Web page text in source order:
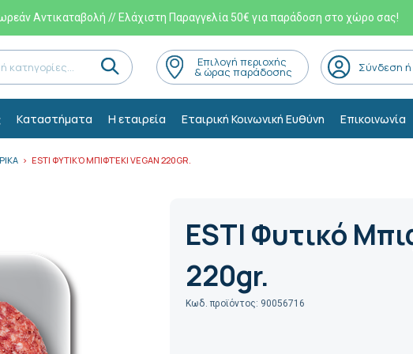
Αντικαταβολή // Ελάχιστη Παραγγελία 50€ για παράδοση στο χώρο σας!
Eπιλογή περιοχής
& ώρας παράδοσης Σύνδεση
Kαταστήματα Η εταιρεία Εταιρική Κοινωνική Ευθύνη Επικοινωνία
ESTI ΦΥΤΙΚΌ ΜΠΙΦΤΈΚΙ VEGAN 220GR.
ESTI Φυτικό
220gr.
Κωδ. προϊόντος: 90056716